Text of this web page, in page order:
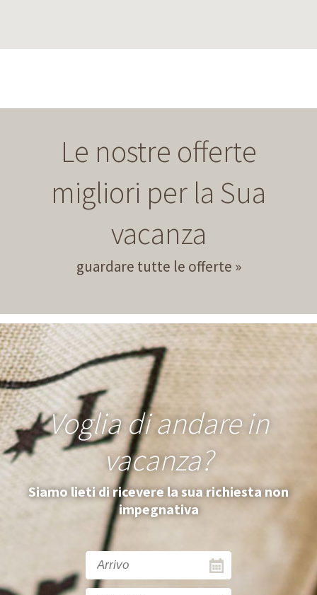
Le nostre offerte
migliori per la Sua
vacanza
guardare tutte le offerte
Voglia di andare in
vacanza?
Siamo lieti di ricevere la sua richiesta non
impegnativa